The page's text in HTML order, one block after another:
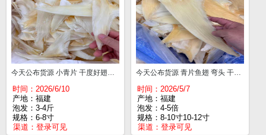
今天公布货源 小青片 干度好翅针多 6-8寸¥720
时间：2026/6/10
产地：福建
泡发：3-4斤
规格：6-8寸
渠道： 登录可见
今天公布货源 青片鱼翅 弯头 干度好翅针多 8-10寸¥880 10-12寸¥980 12-14寸¥1040 14-16寸¥1140
时间：2026/5/7
产地：福建
泡发：4-5倍
规格：8-10寸10-12寸
渠道：登录可见